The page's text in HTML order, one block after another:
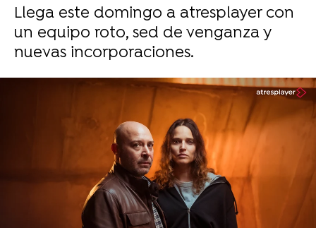
Llega este domingo a atresplayer con
un equipo roto, sed de venganza y
nuevas incorporaciones.
Sandra Lázaro
Publicado: 09 de abril de 2026, 11:42